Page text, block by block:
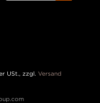
USt., zzgl. Versand